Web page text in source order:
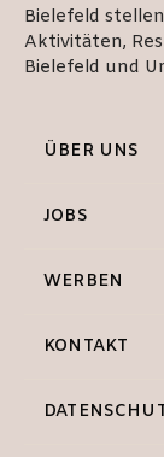
Bielefeld
Aktivitäten,
Bielefeld und
ÜBER UNS
JOBS
WERBEN
KONTAKT